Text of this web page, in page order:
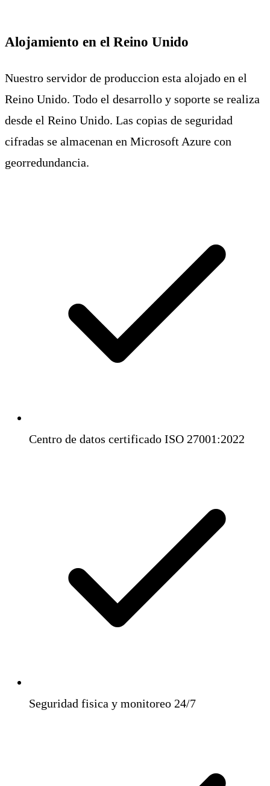
Alojamiento en el Reino Unido
Nuestro servidor de produccion esta alojado en el
Reino Unido. Todo el desarrollo y soporte se realiza
desde el Reino Unido. Las copias de seguridad
cifradas se almacenan en Microsoft Azure con
georredundancia.
Centro de datos certificado ISO 27001:2022
Seguridad fisica y monitoreo 24/7